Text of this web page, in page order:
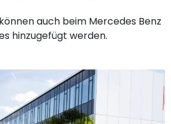
auch beim Mercedes Benz
hinzugefügt werden.